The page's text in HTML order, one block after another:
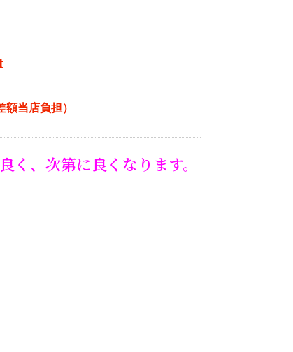
額当店負担）
く、次第に良くなります。